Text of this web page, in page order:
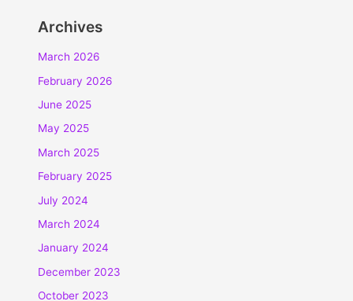
Archives
March 2026
February 2026
June 2025
May 2025
March 2025
February 2025
July 2024
March 2024
January 2024
December 2023
October 2023